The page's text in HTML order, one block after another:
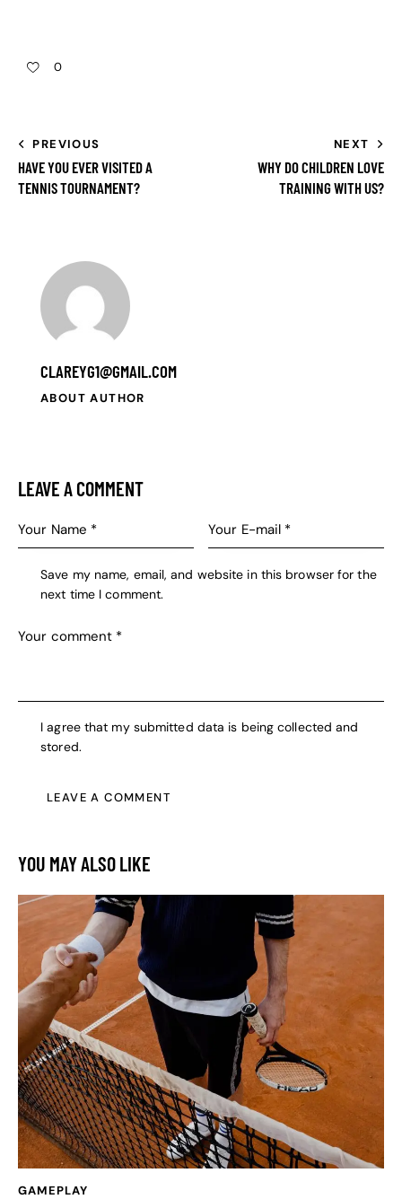
0
PREVIOUS
HAVE YOU EVER VISITED A
TENNIS TOURNAMENT?
NEXT
WHY DO CHILDREN LOVE
TRAINING WITH US?
CLAREYG1@GMAIL.COM
ABOUT AUTHOR
LEAVE A COMMENT
Save my name, email, and website in this browser for the
next time I comment.
I agree that my submitted data is being collected and
stored.
YOU MAY ALSO LIKE
GAMEPLAY